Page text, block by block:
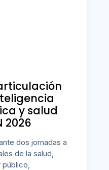
y salud
2026
dos jornadas a
de la salud,